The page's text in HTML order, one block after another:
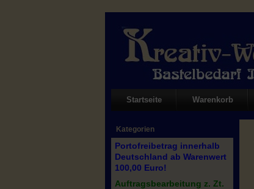
Startseite Warenkorb
Kategorien
Portofreibetrag innerhalb
Deutschland ab Warenwert
100,00 Euro!
Auftragsbearbeitung z. Zt.